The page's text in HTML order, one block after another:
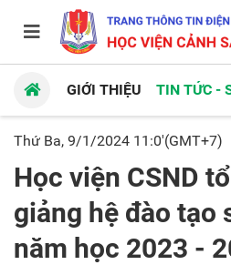
GIỚI THIỆU TIN TỨC -
Thứ Ba, 9/1/2024 11:0'(GMT+7)
Học viện CSND
giảng hệ đào tạo
năm học 2023 -